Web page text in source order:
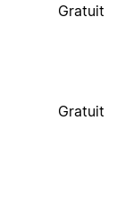
Gratuit
Gratuit